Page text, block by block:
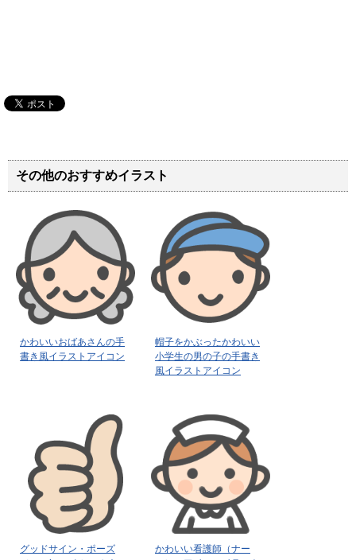
その他のおすすめイラスト
かわいいおばあさんの手
書き風イラストアイコン
帽子をかぶったかわいい
小学生の男の子の手書き
風イラストアイコン
グッドサイン・ポーズ
かわいい看護師（ナー